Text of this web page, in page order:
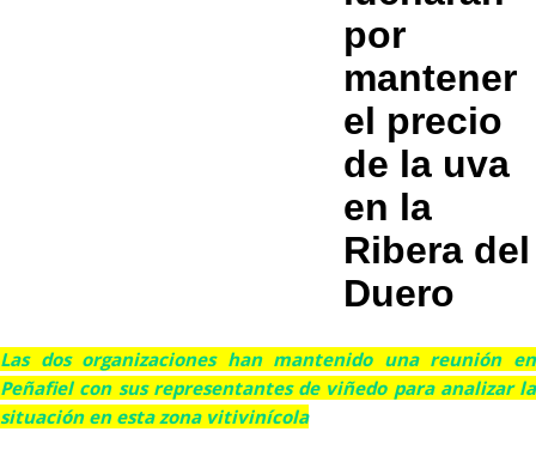
por
mantener
el precio
de la uva
en la
Ribera del
Duero
Las dos organizaciones han mantenido una reunión en
Peñafiel con sus representantes de viñedo para analizar la
situación en esta zona vitivinícola